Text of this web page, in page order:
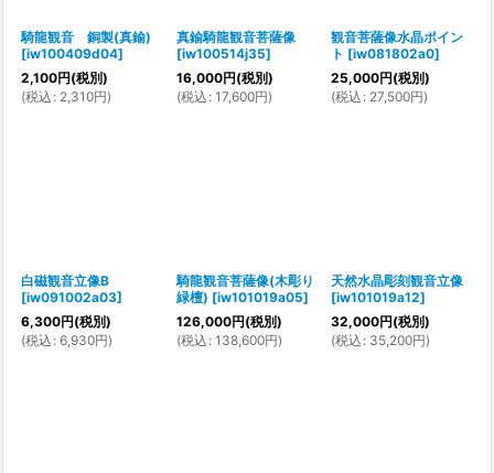
騎龍観音 銅製(真鍮)
[iw100409d04]
2,100円(税別)
(税込 : 2,310円)
真鍮騎龍観音菩薩像
[iw100514j35]
16,000円(税別)
(税込 : 17,600円)
観音菩薩像水晶ポイン
ト [iw081802a0]
25,000円(税別)
(税込 : 27,500円)
白磁観音立像B
[iw091002a03]
6,300円(税別)
(税込 : 6,930円)
騎龍観音菩薩像(木彫り
緑檀) [iw101019a05]
126,000円(税別)
(税込 : 138,600円)
天然水晶彫刻観音立像
[iw101019a12]
32,000円(税別)
(税込 : 35,200円)